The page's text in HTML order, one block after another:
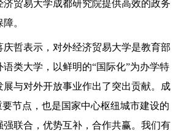
贸易大学成都研究院提供高效的政务
。
庆哲表示，对外经济贸易大学是教育部
类大学，以鲜明的“国际化”为办学特
展与对外开放事业作出了突出贡献。成
要节点，也是国家中心枢纽城市建设的
强联合，优势互补，合作共赢。我们有